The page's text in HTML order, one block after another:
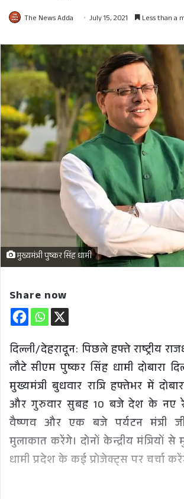
The News Adda July 15, 2021 Less than a
मुख्यमंत्री पुष्कर सिंह धामी
Share now
दिल्ली/देहरादून: पिछले हफ्ते राष्ट्रीय
लौटे सीएम पुष्कर सिंह धामी दोबारा
मुख्यमंत्री बुधवार रात्रि हफ्तेभर में
और गुरुवार सुबह 10 बजे देश के नए
वैष्णव और एक बजे पर्यटन मंत्री
मुलाकात करेंगे। दोनों केन्द्रीय मंत्रियों
धामी प्रदेश के कई प्रोजेक्ट्स पर चर्चा